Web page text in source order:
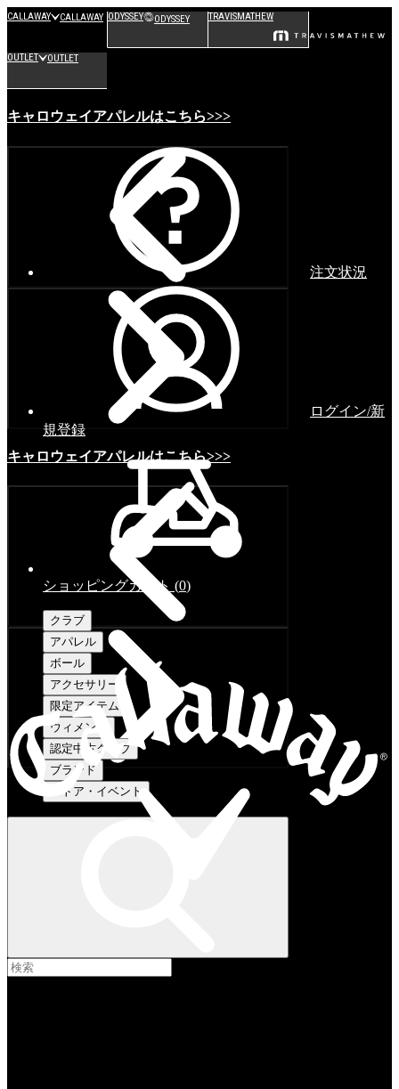
CALLAWAY CALLAWAY ODYSSEY ODYSSEY TRAVISMATHEW
OUTLET OUTLET
キャロウェイアパレルはこちら>>>
キャロウェイアパレルはこちら>>>
注文状況
ログイン/新
規登録
ショッピングカート (0)
クラブ
アパレル
ボール
アクセサリー
限定アイテム
ウィメンズ
認定中古クラブ
ブランド
ストア・イベント